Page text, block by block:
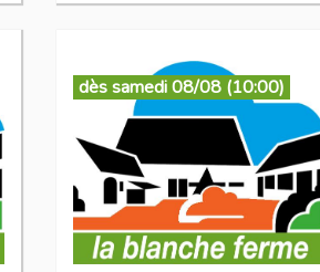
dès samedi 08/08 (10:00)